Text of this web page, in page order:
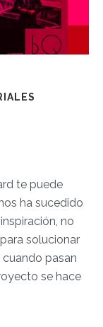
te puede
ha sucedido
no
solucionar
pasan
se hace